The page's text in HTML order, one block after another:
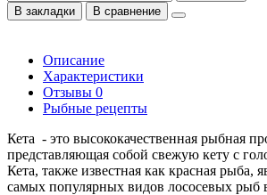
В закладки
В сравнение
Описание
Характеристики
Отзывы 0
Рыбные рецепты
Кета - это высококачественная рыбная
представляющая собой свежую кету с
Кета, также известная как красная рыба,
самых популярных видов лососевых рыб